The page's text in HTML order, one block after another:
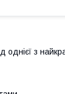
однієї з